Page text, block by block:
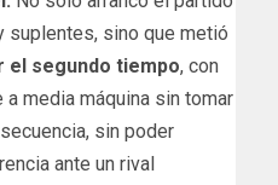
suplentes, sino que metió
el segundo tiempo, con
media máquina sin tomar
sin poder
ante un rival